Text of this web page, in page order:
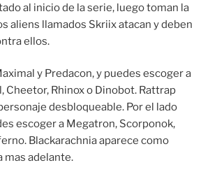
al inicio de la serie, luego toman la
aliens llamados Skriix atacan y deben
ellos.
y Predacon, y puedes escoger a
Cheetor, Rhinox o Dinobot. Rattrap
desbloqueable. Por el lado
escoger a Megatron, Scorponok,
Blackarachnia aparece como
mas adelante.